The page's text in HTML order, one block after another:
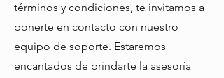
términos y condiciones, te invitamos a
ponerte en contacto con nuestro
equipo de soporte. Estaremos
encantados de brindarte la asesoría